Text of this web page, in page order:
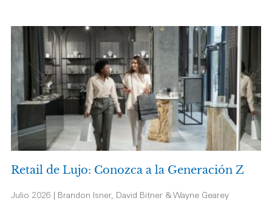
Retail de Lujo: Conozca a la Generación Z
Julio 2026 | Brandon Isner, David Bitner & Wayne Gearey